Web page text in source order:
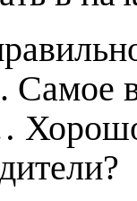
Самое